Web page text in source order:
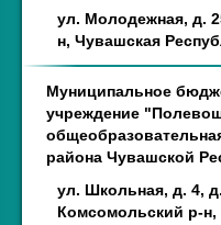
ул. Молодежная, д.
н, Чувашская
Муниципальное
учреждение
района Чувашской
ул. Школьная, д. 4,
Комсомольский р-н,